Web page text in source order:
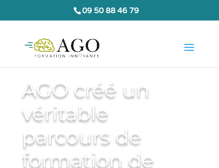
09 50 88 46 79
AGO créé un
véritable
parcours de
formation de